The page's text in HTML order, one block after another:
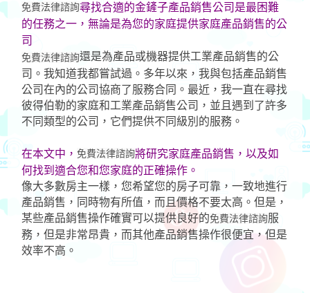
免費法律諮詢尋找合適的金鏟子產品銷售公司是最困難
的任務之一，無論是為您的家庭提供家庭產品銷售的公
司
免費法律諮詢還是為產品或機器提供工業產品銷售的公
司。我知道我都嘗試過。多年以來，我與包括產品銷售
公司在內的公司協商了服務合同。最近，我一直在尋找
彼得伯勒的家庭和工業產品銷售公司，並且遇到了許多
不同類型的公司，它們提供不同級別的服務。
在本文中，免費法律諮詢將研究家庭產品銷售，以及如
何找到適合您和您家庭的正確操作。
像大多數房主一樣，您希望您的房子可靠，一致地進行
產品銷售，同時物有所值，而且價格不要太高。但是，
某些產品銷售操作確實可以提供良好的免費法律諮詢服
務，但是非常昂貴，而其他產品銷售操作很便宜，但是
效率不高。